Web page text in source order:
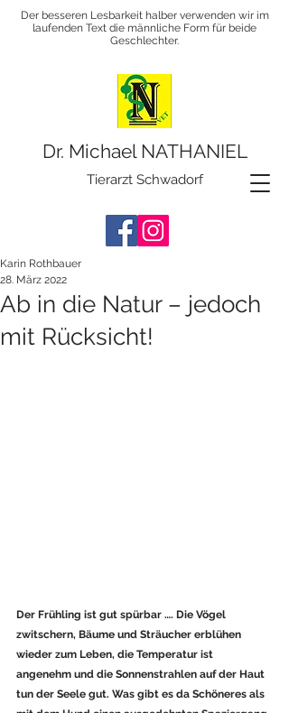
Der besseren Lesbarkeit halber verwenden wir im
laufenden Text die männliche Form für beide
Geschlechter.
Dr. Michael NATHANIEL
Tierarzt Schwadorf
Ab in die Natur – jedoch
mit Rücksicht!
Karin Rothbauer
28. März 2022
Der Frühling ist gut spürbar …. Die Vögel
zwitschern, Bäume und Sträucher erblühen
wieder zum Leben, die Temperatur ist
angenehm und die Sonnenstrahlen auf der Haut
tun der Seele gut. Was gibt es da Schöneres als